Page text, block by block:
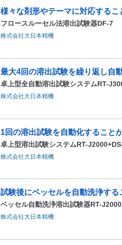
様々な剤形やテーマに対応するこ
フロースルーセル法溶出試験器DF-7
株式会社大日本精機
最大4回の溶出試験を繰り返し自
卓上型全自動溶出試験システムRT-
株式会社大日本精機
1回の溶出試験を自動化すること
卓上型溶出試験システムRT-
株式会社大日本精機
試験後にベッセルを自動洗浄する
ベッセル自動洗浄溶出試験器RT-J2000
株式会社大日本精機